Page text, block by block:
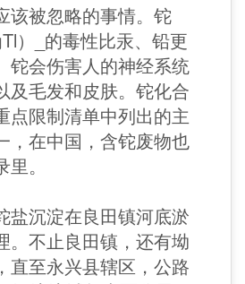
该被忽略的事情。铊
Tl）_的毒性比汞、铅更
铊会伤害人的神经系统
及毛发和皮肤。铊化合
点限制清单中列出的主
，在中国，含铊废物也
。
盐沉淀在良田镇河底淤
。不止良田镇，还有坳
直至永兴县辖区，公路